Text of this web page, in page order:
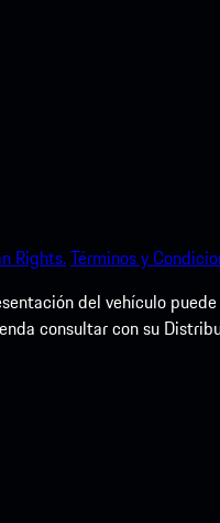
Rights.Términos y
del vehículo
consultar con su